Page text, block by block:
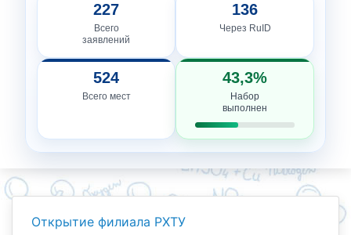
227
Всего
заявлений
136
Через RuID
524
Всего мест
43,3%
Набор
выполнен
Открытие филиала РХТУ